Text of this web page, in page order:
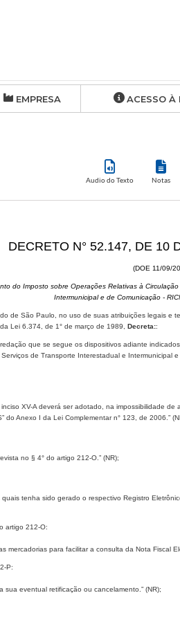
EMPRESA ACESSO À
Audio do Texto Notas
DECRETO N° 52.147, DE 10
(DOE 11/09/
do Imposto sobre Operações Relativas à
Intermunicipal e de Comunicação -
de São Paulo, no uso de suas atribuições legais e
Lei 6.374, de 1° de março de 1989, Decreta::
que se segue os dispositivos adiante
de Transporte Interestadual e
inciso XV-A deverá ser adotado, na impossibilidade
do Anexo I da Lei Complementar n° 123, de 2006.”
no § 4° do artigo 212-O.” (NR);
tenha sido gerado o respectivo Registro
artigo 212-O:
mercadorias para facilitar a consulta da Nota Fiscal
P:
sua eventual retificação ou cancelamento.” (NR);